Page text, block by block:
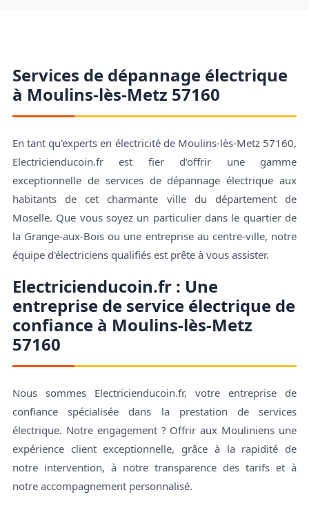
Services de dépannage électrique
à Moulins-lès-Metz 57160
En tant qu'experts en électricité de Moulins-lès-Metz 57160,
Electricienducoin.fr est fier d'offrir une gamme
exceptionnelle de services de dépannage électrique aux
habitants de cet charmante ville du département de
Moselle. Que vous soyez un particulier dans le quartier de
la Grange-aux-Bois ou une entreprise au centre-ville, notre
équipe d'électriciens qualifiés est prête à vous assister.
Electricienducoin.fr : Une
entreprise de service électrique de
confiance à Moulins-lès-Metz
57160
Nous sommes Electricienducoin.fr, votre entreprise de
confiance spécialisée dans la prestation de services
électrique. Notre engagement ? Offrir aux Mouliniens une
expérience client exceptionnelle, grâce à la rapidité de
notre intervention, à notre transparence des tarifs et à
notre accompagnement personnalisé.